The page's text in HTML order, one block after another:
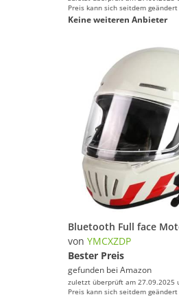
Preis kann sich seitdem geändert
Keine weiteren Anbieter
von YMCXZDP
Bester Preis
gefunden bei Amazon
zuletzt überprüft am 27.09.2025
Preis kann sich seitdem geändert